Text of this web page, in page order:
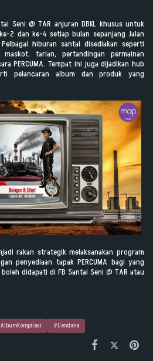
Seni @ TAR anjuran DBKL khusus untuk
2 dan ke-4 setiap bulan sepanjang Jalan
hiburan santai disediakan seperti
tarian, pertandingan permainan
PERCUMA. Tempat ini juga dijadikan hub
pelancaran album dan produk yang
rakan strategik melaksanakan program
penyediaan tapak PERCUMA bagi yang
didapati di FB Santai Seni @ TAR atau
#Cendana